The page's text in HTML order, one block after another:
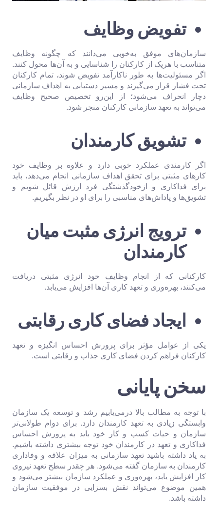
تفویض وظایف
سازمان‌های موفق به‌خوبی می‌دانند که چگونه وظایف
متناسب با هریک از کارکنان را شناسایی و به آن‌ها محول کنند.
اگر مسئولیت‌ها به طور ناکارآمد تفویض شوند، تمام کارکنان
تحت فشار قرار می‌گیرند و مسیر دستیابی به اهداف سازمانی
دچار انحراف می‌شود؛ از این‌رو تخصیص صحیح وظایف
می‌تواند به تعهد سازمانی کارکنان منجر شود.
تشویق کارمندان
اگر کارمندی عملکرد خوبی دارد و علاوه بر وظایف خود
کارهای مثبتی برای تحقق اهداف سازمانی انجام می‌دهد، باید
برای فداکاری و ازخودگذشتگی فرد ارزش قائل شویم و
تشویق‌ها و پاداش‌های مناسبی را برای او در نظر بگیریم.
ترویج انرژی مثبت میان
کارمندان
کارکنانی که از انجام وظایف خود انرژی مثبتی دریافت
می‌کنند، بهره‌وری و تعهد کاری آن‌ها افزایش می‌یابد.
ایجاد فضای کاری رقابتی
یکی از عوامل مؤثر برای پرورش احساس انگیزه و تعهد
کارکنان فراهم کردن فضای کاری جذاب و رقابتی است.
سخن پایانی
با توجه به مطالب بالا درمی‌یابیم رشد و توسعه یک سازمان
وابستگی زیادی به تعهد کارمندان دارد. برای دوام طولانی‌تر
سازمان و حیات کسب و کار خود باید به پرورش احساس
فداکاری و تعهد در کارمندان خود توجه بیشتری داشته باشیم.
به یاد داشته باشید تعهد سازمانی به میزان علاقه و وفاداری
کارمندان به سازمان گفته می‌شود. هر چقدر سطح تعهد نیروی
کار افزایش یابد، بهره‌وری و عملکرد سازمان بیشتر می‌شود و
همین موضوع می‌تواند نقش بسزایی در موفقیت سازمان
داشته باشد.